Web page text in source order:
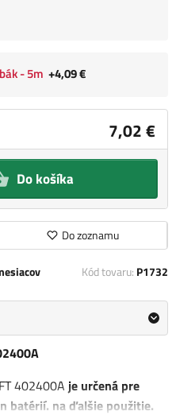
7,02 €
Do košíka
Do zoznamu
- 5m +4,09 €
Kód tovaru: P1732
402400A je určená pre
batérií. na ďalšie použitie.